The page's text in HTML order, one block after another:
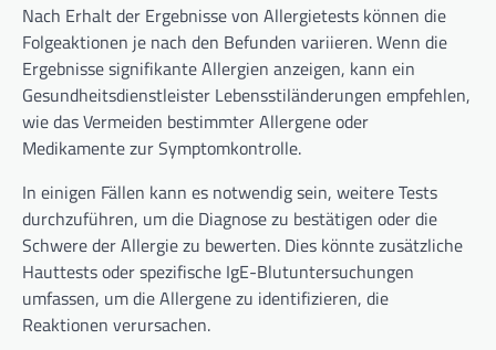
Nach Erhalt der Ergebnisse von Allergietests können die
Folgeaktionen je nach den Befunden variieren. Wenn die
Ergebnisse signifikante Allergien anzeigen, kann ein
Gesundheitsdienstleister Lebensstiländerungen empfehlen,
wie das Vermeiden bestimmter Allergene oder
Medikamente zur Symptomkontrolle.
In einigen Fällen kann es notwendig sein, weitere Tests
durchzuführen, um die Diagnose zu bestätigen oder die
Schwere der Allergie zu bewerten. Dies könnte zusätzliche
Hauttests oder spezifische IgE-Blutuntersuchungen
umfassen, um die Allergene zu identifizieren, die
Reaktionen verursachen.